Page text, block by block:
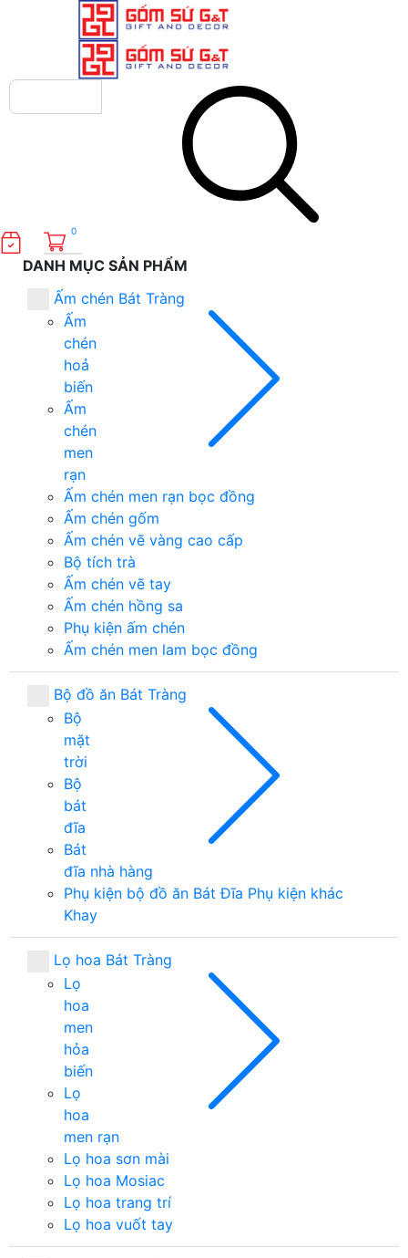
0
DANH MỤC SẢN PHẨM
Ấm chén Bát Tràng
Ấm
chén
hoả
biến
Ấm
chén
men
rạn
Ấm chén men rạn bọc đồng
Ấm chén gốm
Ấm chén vẽ vàng cao cấp
Bộ tích trà
Ấm chén vẽ tay
Ấm chén hồng sa
Phụ kiện ấm chén
Ấm chén men lam bọc đồng
Bộ đồ ăn Bát Tràng
Bộ
mặt
trời
Bộ
bát
đĩa
Bát
đĩa nhà hàng
Phụ kiện bộ đồ ăn Bát Đĩa Phụ kiện khác
Khay
Lọ hoa Bát Tràng
Lọ
hoa
men
hỏa
biến
Lọ
hoa
men rạn
Lọ hoa sơn mài
Lọ hoa Mosiac
Lọ hoa trang trí
Lọ hoa vuốt tay